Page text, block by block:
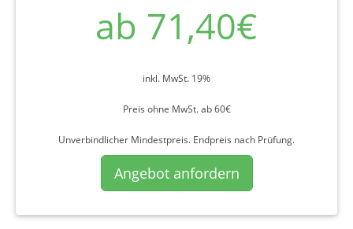
ab 71,40€
inkl. MwSt. 19%
Preis ohne MwSt. ab 60€
Unverbindlicher Mindestpreis. Endpreis nach Prüfung.
Angebot anfordern